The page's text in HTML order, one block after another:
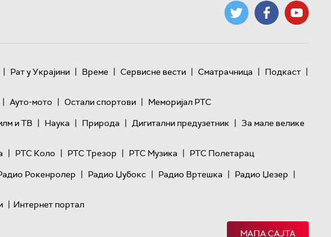
| Рат у Украјини | Време | Сервисне вести | Сматрачница | Подкаст |
| Ауто-мото | Остали спортови | Меморијал РТС
и ТВ | Наука | Природа | Дигитални предузетник | За мале велике
| РТС Коло | РТС Трезор | РТС Музика | РТС Полетарац
Рокенролер | Радио Џубокс | Радио Вртешка | Радио Џезер |
| Интернет портал
МАПА САЈТА